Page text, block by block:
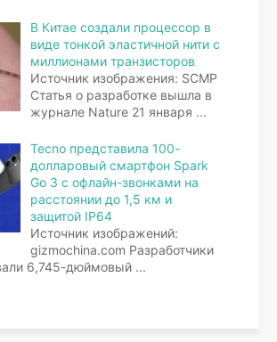
В Китае создали процессор в
виде тонкой эластичной нити с
миллионами транзисторов
Источник изображения: SCMP
Статья о разработке вышла в
журнале Nature 21 января ...
Tecno представила 100-
долларовый смартфон Spark
Go 3 с офлайн-звонками на
расстоянии до 1,5 км и
защитой IP64
Источник изображений:
gizmochina.com Разработчики
6,745-дюймовый ...